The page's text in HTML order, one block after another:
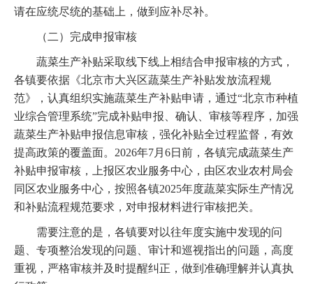
请在应统尽统的基础上，做到应补尽补。
（二）完成申报审核
蔬菜生产补贴采取线下线上相结合申报审核的方式，
各镇要依据《北京市大兴区蔬菜生产补贴发放流程规
范》，认真组织实施蔬菜生产补贴申请，通过“北京市种植
业综合管理系统”完成补贴申报、确认、审核等程序，加强
蔬菜生产补贴申报信息审核，强化补贴全过程监督，有效
提高政策的覆盖面。2026年7月6日前，各镇完成蔬菜生产
补贴申报审核，上报区农业服务中心，由区农业农村局会
同区农业服务中心，按照各镇2025年度蔬菜实际生产情况
和补贴流程规范要求，对申报材料进行审核把关。
需要注意的是，各镇要对以往年度实施中发现的问
题、专项整治发现的问题、审计和巡视指出的问题，高度
重视，严格审核并及时提醒纠正，做到准确理解并认真执